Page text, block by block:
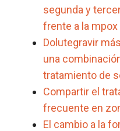
segunda y
frente a la mpox
Dolutegravir
una
tratamiento de
Compartir el
frecuente en
El cambio a la